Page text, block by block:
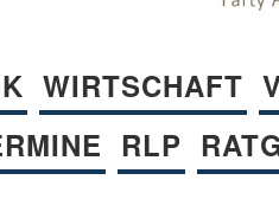
WIRTSCHAFT
RLP